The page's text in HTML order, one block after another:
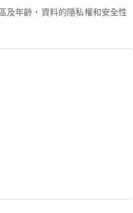
及年齡，資料的隱私權和安全性